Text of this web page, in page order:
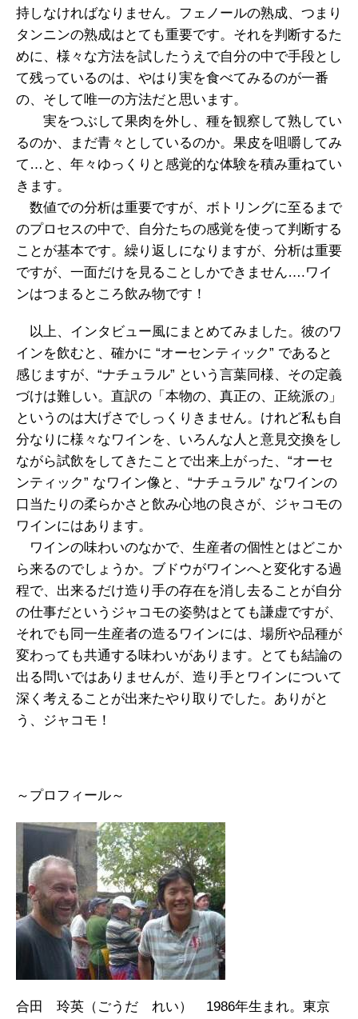
持しなければなりません。フェノールの熟成、つまり
タンニンの熟成はとても重要です。それを判断するた
めに、様々な方法を試したうえで自分の中で手段とし
て残っているのは、やはり実を食べてみるのが一番
の、そして唯一の方法だと思います。
実をつぶして果肉を外し、種を観察して熟してい
るのか、まだ青々としているのか。果皮を咀嚼してみ
て…と、年々ゆっくりと感覚的な体験を積み重ねてい
きます。
数値での分析は重要ですが、ボトリングに至るまで
のプロセスの中で、自分たちの感覚を使って判断する
ことが基本です。繰り返しになりますが、分析は重要
ですが、一面だけを見ることしかできません….ワイ
ンはつまるところ飲み物です！
以上、インタビュー風にまとめてみました。彼のワ
インを飲むと、確かに “オーセンティック” であると
感じますが、“ナチュラル” という言葉同様、その定義
づけは難しい。直訳の「本物の、真正の、正統派の」
というのは大げさでしっくりきません。けれど私も自
分なりに様々なワインを、いろんな人と意見交換をし
ながら試飲をしてきたことで出来上がった、“オーセ
ンティック” なワイン像と、“ナチュラル” なワインの
口当たりの柔らかさと飲み心地の良さが、ジャコモの
ワインにはあります。
ワインの味わいのなかで、生産者の個性とはどこか
ら来るのでしょうか。ブドウがワインへと変化する過
程で、出来るだけ造り手の存在を消し去ることが自分
の仕事だというジャコモの姿勢はとても謙虚ですが、
それでも同一生産者の造るワインには、場所や品種が
変わっても共通する味わいがあります。とても結論の
出る問いではありませんが、造り手とワインについて
深く考えることが出来たやり取りでした。ありがと
う、ジャコモ！
～プロフィール～
合田 玲英（ごうだ れい） 1986年生まれ。東京